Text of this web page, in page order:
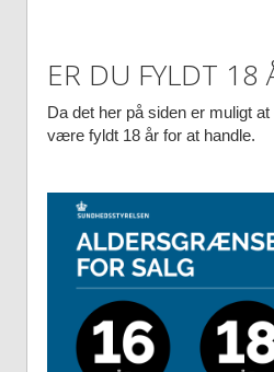
Double tap to
ER DU FYLDT 18
Da det her på siden er muligt
være fyldt 18 år for at handle.